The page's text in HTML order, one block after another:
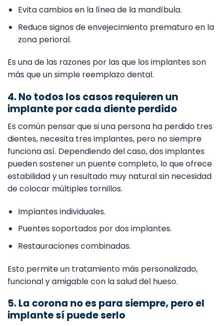
Evita cambios en la línea de la mandíbula.
Reduce signos de envejecimiento prematuro en la
zona perioral.
Es una de las razones por las que los implantes son
más que un simple reemplazo dental.
4. No todos los casos requieren un
implante por cada diente perdido
Es común pensar que si una persona ha perdido tres
dientes, necesita tres implantes, pero no siempre
funciona así. Dependiendo del caso, dos implantes
pueden sostener un puente completo, lo que ofrece
estabilidad y un resultado muy natural sin necesidad
de colocar múltiples tornillos.
Implantes individuales.
Puentes soportados por dos implantes.
Restauraciones combinadas.
Esto permite un tratamiento más personalizado,
funcional y amigable con la salud del hueso.
5. La corona no es para siempre, pero el
implante sí puede serlo